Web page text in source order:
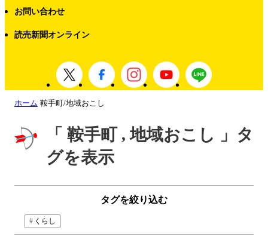
お問い合わせ
読売新聞オンライン
ホーム 鞍手町/地域おこし
「 鞍手町 , 地域おこし 」タ
グを表示
タグを絞り込む
くらし